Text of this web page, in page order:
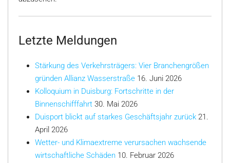
Letzte Meldungen
Stärkung des Verkehrsträgers: Vier Branchengrößen
gründen Allianz Wasserstraße 16. Juni 2026
Kolloquium in Duisburg: Fortschritte in der
Binnenschifffahrt 30. Mai 2026
Duisport blickt auf starkes Geschäftsjahr zurück 21.
April 2026
Wetter- und Klimaextreme verursachen wachsende
wirtschaftliche Schäden 10. Februar 2026